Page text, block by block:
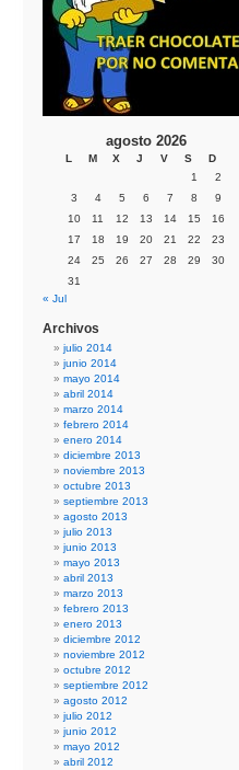
agosto 2026
L M X J V S
D
1
2
3
4 5 6 7 8
9
10
11 12 13 14 15
16
17
18 19 20 21 22
23
24
25 26 27 28 29
30
31
« Jul
Archivos
julio 2014
junio 2014
mayo 2014
abril 2014
marzo 2014
febrero 2014
enero 2014
diciembre 2013
noviembre 2013
octubre 2013
septiembre 2013
agosto 2013
julio 2013
junio 2013
mayo 2013
abril 2013
marzo 2013
febrero 2013
enero 2013
diciembre 2012
noviembre 2012
octubre 2012
septiembre 2012
agosto 2012
julio 2012
junio 2012
mayo 2012
abril 2012